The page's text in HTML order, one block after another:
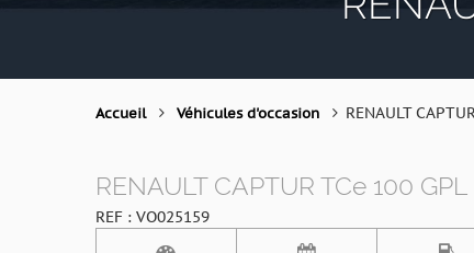
Accueil Véhicules d'occasion RENAULT
RENAULT CAPTUR TCe 100
REF : VO025159